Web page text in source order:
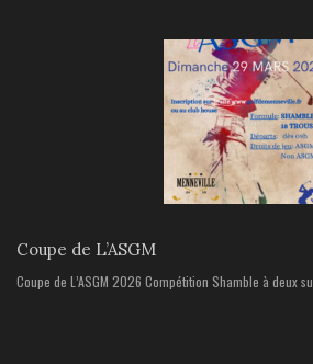
Coupe de L’ASGM
Coupe de L’ASGM 2026 Compétition Shamble à deux